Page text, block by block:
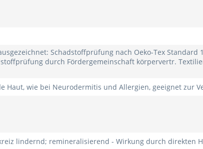
Schadstoffprüfung nach Oeko-Tex Standard
durch Fördergemeinschaft körpervertr.
Haut, wie bei Neurodermitis und Allergien, geeignet zur
lindernd; remineralisierend - Wirkung durch direkten